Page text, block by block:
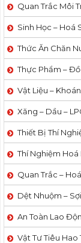
Quan Trắc Môi
Sinh Học – Hoá
Thức Ăn Chăn
Thực Phẩm –
Vật Liệu –
Xăng – Dầu –
Thiết Bị Thí
Thí Nghiệm Hoá
Quan Trắc –
Dệt Nhuộm –
An Toàn Lao
Vật Tư Tiêu